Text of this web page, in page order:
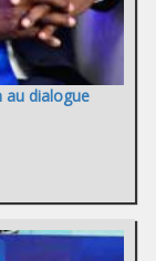
au dialogue